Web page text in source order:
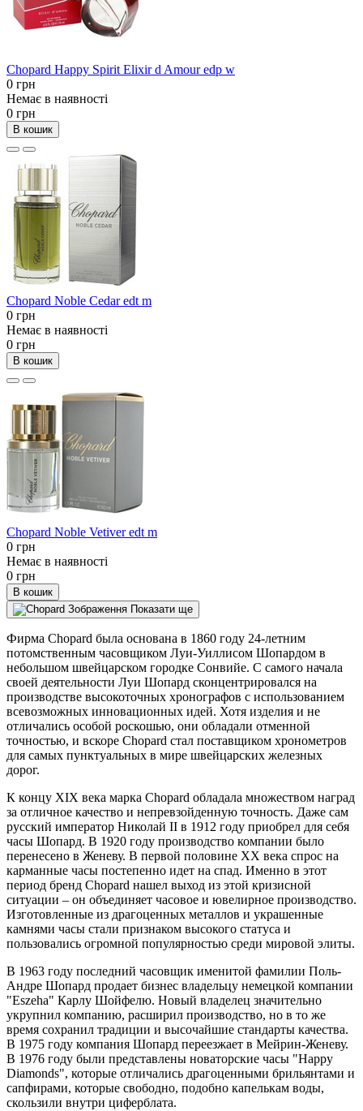
Chopard Happy Spirit Elixir d Amour edp w
0 грн
Немає в наявності
0 грн
В кошик
Chopard Noble Cedar edt m
0 грн
Немає в наявності
0 грн
В кошик
Chopard Noble Vetiver edt m
0 грн
Немає в наявності
0 грн
В кошик
Показати ще
Фирма Chopard была основана в 1860 году 24-летним
потомственным часовщиком Луи-Уиллисом Шопардом в
небольшом швейцарском городке Сонвийе. С самого начала
своей деятельности Луи Шопард сконцентрировался на
производстве высокоточных хронографов с использованием
всевозможных инновационных идей. Хотя изделия и не
отличались особой роскошью, они обладали отменной
точностью, и вскоре Chopard стал поставщиком хронометров
для самых пунктуальных в мире швейцарских железных
дорог.
К концу XIX века марка Chopard обладала множеством наград
за отличное качество и непревзойденную точность. Даже сам
русский император Николай II в 1912 году приобрел для себя
часы Шопард. В 1920 году производство компании было
перенесено в Женеву. В первой половине XX века спрос на
карманные часы постепенно идет на спад. Именно в этот
период бренд Chopard нашел выход из этой кризисной
ситуации – он объединяет часовое и ювелирное производство.
Изготовленные из драгоценных металлов и украшенные
камнями часы стали признаком высокого статуса и
пользовались огромной популярностью среди мировой элиты.
В 1963 году последний часовщик именитой фамилии Поль-
Андре Шопард продает бизнес владельцу немецкой компании
"Eszeha" Карлу Шойфелю. Новый владелец значительно
укрупнил компанию, расширил производство, но в то же
время сохранил традиции и высочайшие стандарты качества.
В 1975 году компания Шопард переезжает в Мейрин-Женеву.
В 1976 году были представлены новаторские часы "Happy
Diamonds", которые отличались драгоценными брильянтами и
сапфирами, которые свободно, подобно капелькам воды,
скользили внутри циферблата.